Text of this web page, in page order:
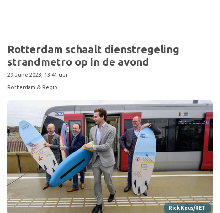
Rotterdam schaalt dienstregeling
strandmetro op in de avond
29 June 2023, 13:41 uur
Rotterdam & Regio
Rick Keus/RET